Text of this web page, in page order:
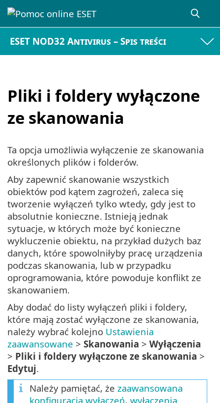
ESET NOD32 Antivirus – Spis treści
Pliki i foldery wyłączone
ze skanowania
Ta opcja umożliwia wyłączenie ze skanowania
określonych plików i folderów.
Aby zapewnić skanowanie wszystkich
obiektów pod kątem zagrożeń, zaleca się
tworzenie wyłączeń tylko wtedy, gdy jest to
absolutnie konieczne. Istnieją jednak
sytuacje, w których może być konieczne
wykluczenie obiektu, na przykład dużych baz
danych, które spowolniłyby pracę urządzenia
podczas skanowania, lub w przypadku
oprogramowania, które powoduje konflikt ze
skanowaniem.
Aby dodać do listy wyłączeń pliki i foldery,
które mają zostać wyłączone ze skanowania,
należy wybrać kolejno Ustawienia
zaawansowane > Skanowania > Wyłączenia
> Pliki i foldery wyłączone ze skanowania >
Edytuj.
Należy pamiętać, że zaawansowana
konfiguracja wyłączeń, wyłączenia